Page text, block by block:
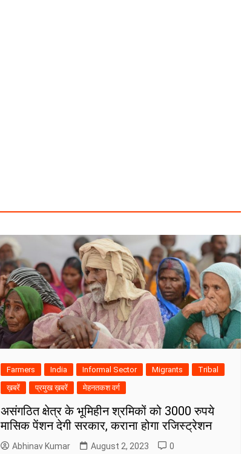
Farmers India Informal Sector Migrants
Tribal
ख़बरें
प्रमुख ख़बरें मेहनतकश वर्ग
असंगठित क्षेत्र के भूमिहीन श्रमिकों को 3000 रुपये
मासिक पेंशन देगी सरकार, कराना होगा रजिस्ट्रेशन
Abhinav Kumar August 2, 2023 0